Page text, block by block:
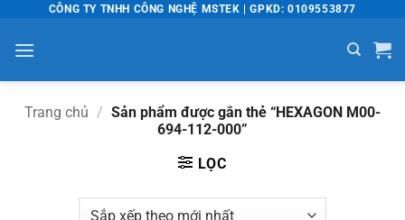
nội
dung
CÔNG TY TNHH CÔNG NGHỆ MSTEK | GPKD: 0109553877
Trang chủ / Sản phẩm được gắn thẻ “HEXAGON M00-
694-112-000”
LỌC